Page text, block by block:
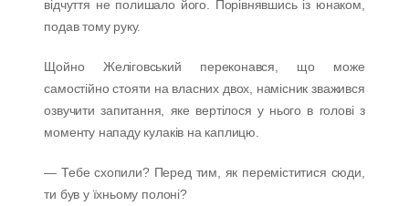
відчуття не полишало його. Порівнявшись із юнаком,
подав тому руку.
Щойно Желіговський переконався, що може
самостійно стояти на власних двох, намісник зважився
озвучити запитання, яке вертілося у нього в голові з
моменту нападу кулаків на каплицю.
— Тебе схопили? Перед тим, як переміститися сюди,
ти був у їхньому полоні?